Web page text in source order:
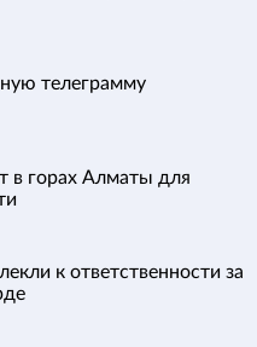
телеграмму
в горах Алматы для
к ответственности за